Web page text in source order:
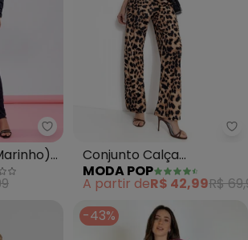
Moda Pop - Conjunto (Azul
Conjunto Calça
Pantalona (Onça
Marrom)
MODA POP
A partir deR$ 42,99R$
-43%